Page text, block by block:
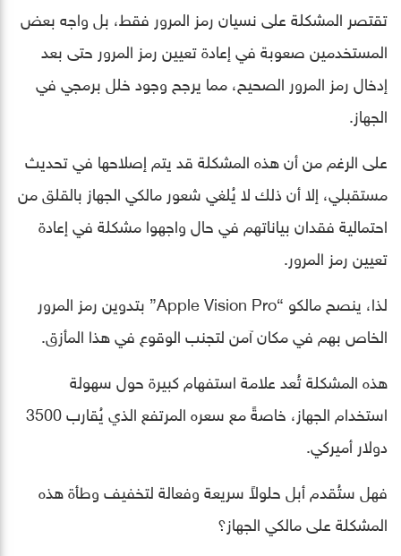
تقتصر المشكلة على نسيان رمز المرور فقط، بل واجه بعض
المستخدمين صعوبة في إعادة تعيين رمز المرور حتى بعد
إدخال رمز المرور الصحيح، مما يرجح وجود خلل برمجي في
الجهاز.
على الرغم من أن هذه المشكلة قد يتم إصلاحها في تحديث
مستقبلي، إلا أن ذلك لا يُلغي شعور مالكي الجهاز بالقلق من
احتمالية فقدان بياناتهم في حال واجهوا مشكلة في إعادة
تعيين رمز المرور.
لذا، ينصح مالكو “Apple Vision Pro” بتدوين رمز المرور
الخاص بهم في مكان آمن لتجنب الوقوع في هذا المأزق.
هذه المشكلة تُعد علامة استفهام كبيرة حول سهولة
استخدام الجهاز، خاصةً مع سعره المرتفع الذي يُقارب 3500
دولار أميركي.
فهل ستُقدم أبل حلولاً سريعة وفعالة لتخفيف وطأة هذه
المشكلة على مالكي الجهاز؟